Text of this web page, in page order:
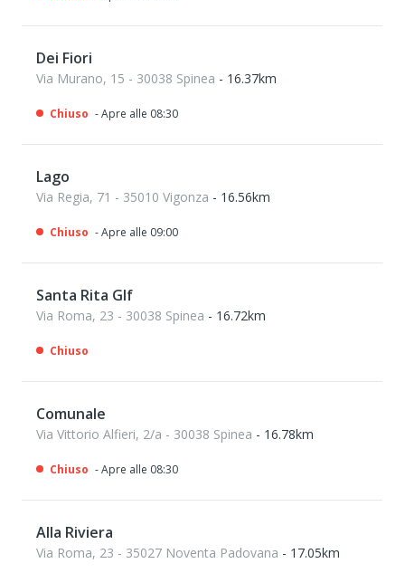
Dei Fiori
Via Murano, 15 - 30038 Spinea - 16.37km
Chiuso - Apre alle 08:30
Lago
Via Regia, 71 - 35010 Vigonza - 16.56km
Chiuso - Apre alle 09:00
Santa Rita Glf
Via Roma, 23 - 30038 Spinea - 16.72km
Chiuso
Comunale
Via Vittorio Alfieri, 2/a - 30038 Spinea - 16.78km
Chiuso - Apre alle 08:30
Alla Riviera
Via Roma, 23 - 35027 Noventa Padovana - 17.05km